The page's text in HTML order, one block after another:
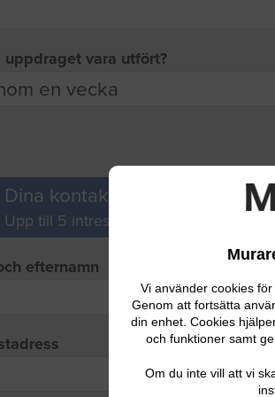
Vi använder cookies
Genom att fortsätta
din enhet. Cookies
och funktioner samt
Om du inte vill att vi
uppdraget vara utfört?
Dina kontaktuppgifter
Upp till 5 intresserade leverantörer får
efternamn